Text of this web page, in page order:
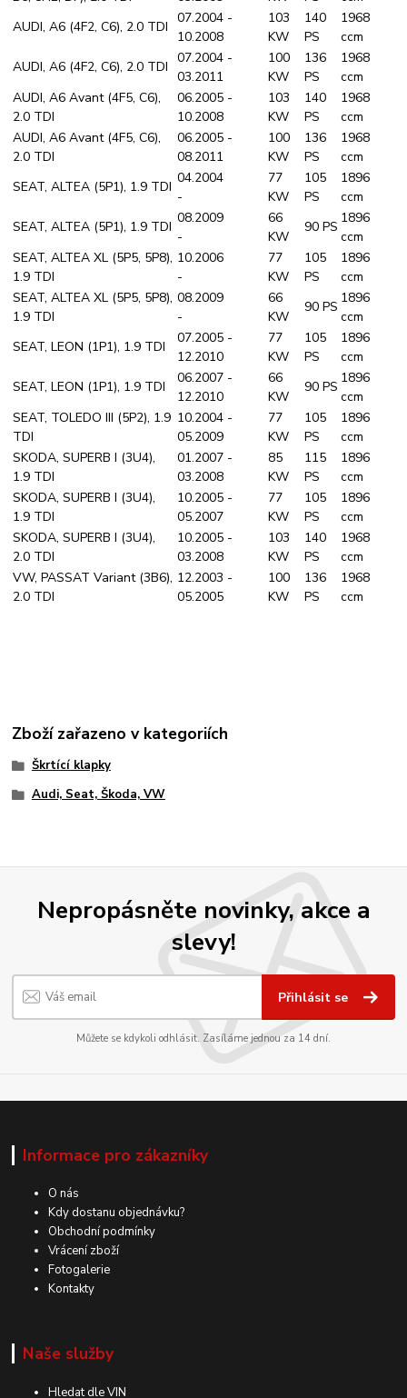
AUDI, A6 (4F2, C6), 2.0 TDI
07.2004 -
10.2008
103
KW
140
PS
1968
ccm
AUDI, A6 (4F2, C6), 2.0 TDI
07.2004 -
03.2011
100
KW
136
PS
1968
ccm
AUDI, A6 Avant (4F5, C6),
2.0 TDI
06.2005 -
10.2008
103
KW
140
PS
1968
ccm
AUDI, A6 Avant (4F5, C6),
2.0 TDI
06.2005 -
08.2011
100
KW
136
PS
1968
ccm
SEAT, ALTEA (5P1), 1.9 TDI
04.2004
-
77
KW
105
PS
1896
ccm
SEAT, ALTEA (5P1), 1.9 TDI
08.2009
-
66
KW
90 PS
1896
ccm
SEAT, ALTEA XL (5P5, 5P8),
1.9 TDI
10.2006
-
77
KW
105
PS
1896
ccm
SEAT, ALTEA XL (5P5, 5P8),
1.9 TDI
08.2009
-
66
KW
90 PS
1896
ccm
SEAT, LEON (1P1), 1.9 TDI
07.2005 -
12.2010
77
KW
105
PS
1896
ccm
SEAT, LEON (1P1), 1.9 TDI
06.2007 -
12.2010
66
KW
90 PS
1896
ccm
SEAT, TOLEDO III (5P2), 1.9
TDI
10.2004 -
05.2009
77
KW
105
PS
1896
ccm
SKODA, SUPERB I (3U4),
1.9 TDI
01.2007 -
03.2008
85
KW
115
PS
1896
ccm
SKODA, SUPERB I (3U4),
1.9 TDI
10.2005 -
05.2007
77
KW
105
PS
1896
ccm
SKODA, SUPERB I (3U4),
2.0 TDI
10.2005 -
03.2008
103
KW
140
PS
1968
ccm
VW, PASSAT Variant (3B6),
2.0 TDI
12.2003 -
05.2005
100
KW
136
PS
1968
ccm
Zboží zařazeno v kategoriích
Škrtící klapky
Audi, Seat, Škoda, VW
Nepropásněte novinky, akce a
slevy!
Přihlásit se
Můžete se kdykoli odhlásit. Zasíláme jednou za 14 dní.
Informace pro zákazníky
O nás
Kdy dostanu objednávku?
Obchodní podmínky
Vrácení zboží
Fotogalerie
Kontakty
Naše služby
Hledat dle VIN